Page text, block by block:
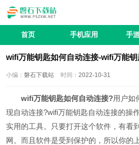
首页 手机应用 手
wifi万能钥匙如何自动连接-wifi万能
小编： 磐石下载站 时间： 2022-10-31
wifi万能钥匙如何自动连接?用户如
现自动连接?wifi万能钥匙自动连接的操
实用的工具。只要打开这个软件，有看
网。而且软件是受到保护的，所以你的